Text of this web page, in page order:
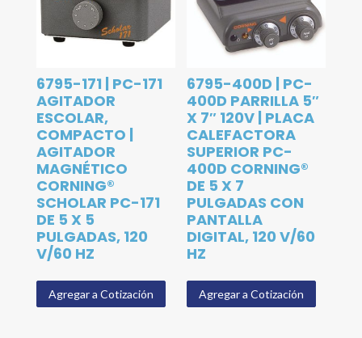
6795-171 | PC-171
AGITADOR
ESCOLAR,
COMPACTO |
AGITADOR
MAGNÉTICO
CORNING®
SCHOLAR PC-171
DE 5 X 5
PULGADAS, 120
V/60 HZ
Agregar a Cotización
6795-400D | PC-
400D PARRILLA 5″
X 7″ 120V | PLACA
CALEFACTORA
SUPERIOR PC-
400D CORNING®
DE 5 X 7
PULGADAS CON
PANTALLA
DIGITAL, 120 V/60
HZ
Agregar a Cotización